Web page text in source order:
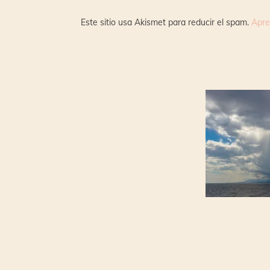
Este sitio usa Akismet para reducir el spam.